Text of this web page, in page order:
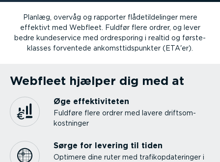
Planlæg, overvåg og rapporter flåde­til­de­linger mere
effektivt med Webfleet. Fuldfør flere ordrer, og lever
bedre kunde­service med ordre­sporing i realtid og første­
klasses forventede ankomst­tids­punkter (ETA'er).
Webfleet hjælper dig med at
Øge effek­ti­vi­teten
Fuldføre flere ordrer med lavere driftsom­
kost­ninger
Sørge for levering til tiden
Optimere dine ruter med trafi­kop­da­te­ringer i